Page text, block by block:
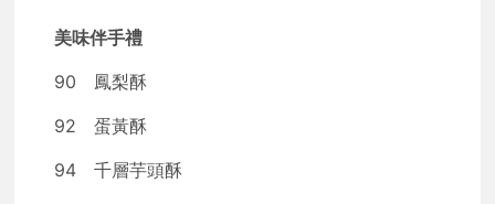
美味伴手禮
90 鳳梨酥
92 蛋黃酥
94 千層芋頭酥